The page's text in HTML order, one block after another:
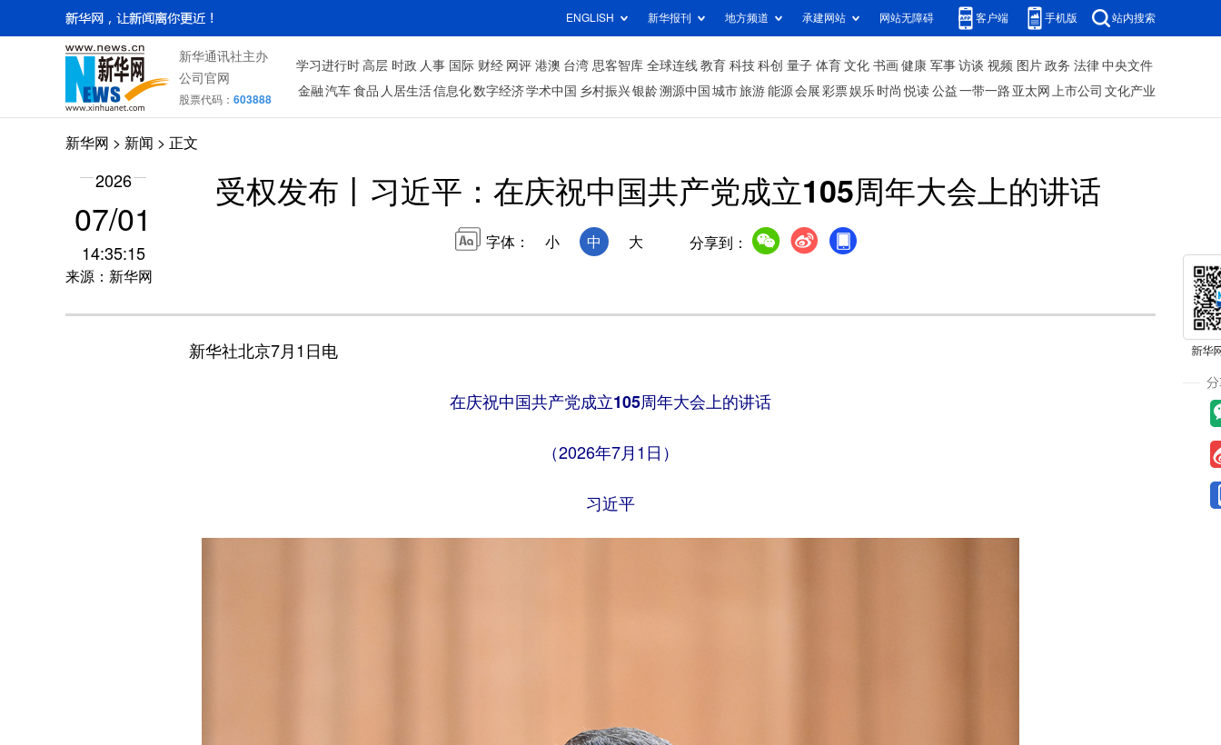
ENGLISH 新华报刊 地方频道 承建网站 网站无障碍 客户端 手机版 站内搜索
新华通讯社主办
公司官网
股票代码： 603888
学习进行时 高层 时政 人事 国际 财经 网评 港澳 台湾 思客智库 全球连线 教育 科技 科创 量子 体育 文化 书画 健康 军事 访谈 视频 图片 政务 法律 中央文件
金融 汽车 食品 人居生活信息化数字经济学术中国 乡村振兴银龄溯源中国 城市旅游 能源 会展 彩票娱乐 时尚 悦读 公益 一带一路 亚太网 上市公司 文化产业
新华网 > 新闻 > 正文
2026
07/01
14:35:15
来源：新华网
受权发布丨习近平：在庆祝中国共产党成立105周年大会上的讲话
字体： 小 中 大 分享到：
新华社北京7月1日电
在庆祝中国共产党成立105周年大会上的讲话
（2026年7月1日）
习近平